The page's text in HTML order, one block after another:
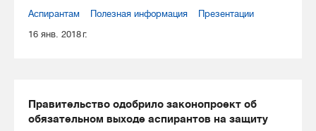
Аспирантам Полезная информация
Презентации
16 янв. 2018 г.
Правительство одобрило законопроект об
обязательном выходе аспирантов на защиту